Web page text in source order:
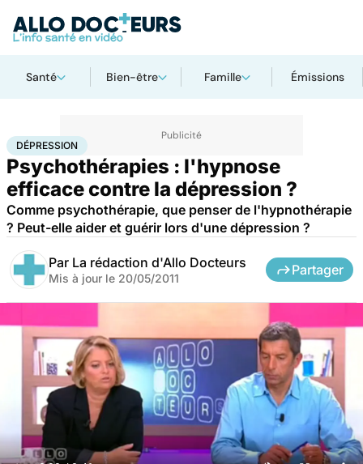
Santé Bien-être Famille Émissions
AccueilBien-être Dépression
DÉPRESSION
Psychothérapies : l'hypnose
efficace contre la dépression ?
Comme psychothérapie, que penser de l'hypnothérapie
? Peut-elle aider et guérir lors d'une dépression ?
Par La rédaction d'Allo Docteurs
Mis à jour le 20/05/2011
Partager